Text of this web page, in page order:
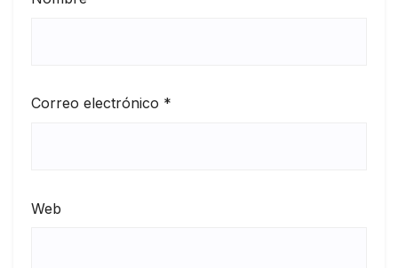
Correo electrónico *
Web